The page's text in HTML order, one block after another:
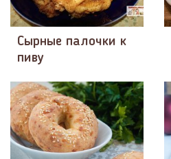
Сырные палочки к
пиву